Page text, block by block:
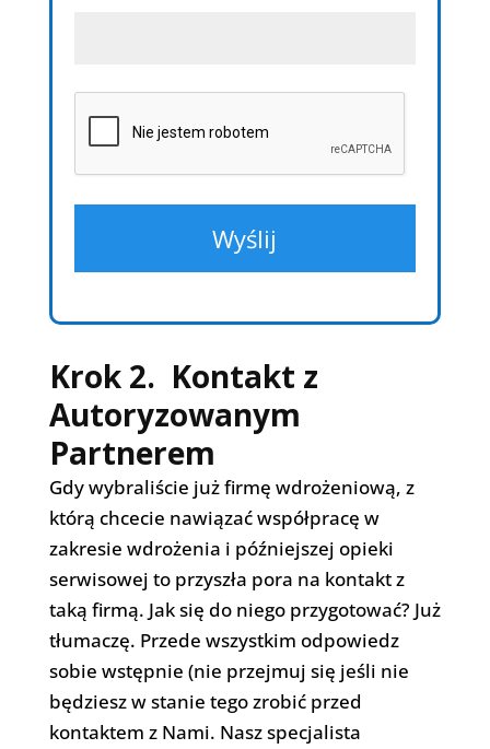
Krok 2. Kontakt z
Autoryzowanym
Partnerem
Gdy wybraliście już firmę wdrożeniową, z
którą chcecie nawiązać współpracę w
zakresie wdrożenia i późniejszej opieki
serwisowej to przyszła pora na kontakt z
taką firmą. Jak się do niego przygotować? Już
tłumaczę. Przede wszystkim odpowiedz
sobie wstępnie (nie przejmuj się jeśli nie
będziesz w stanie tego zrobić przed
kontaktem z Nami. Nasz specjalista